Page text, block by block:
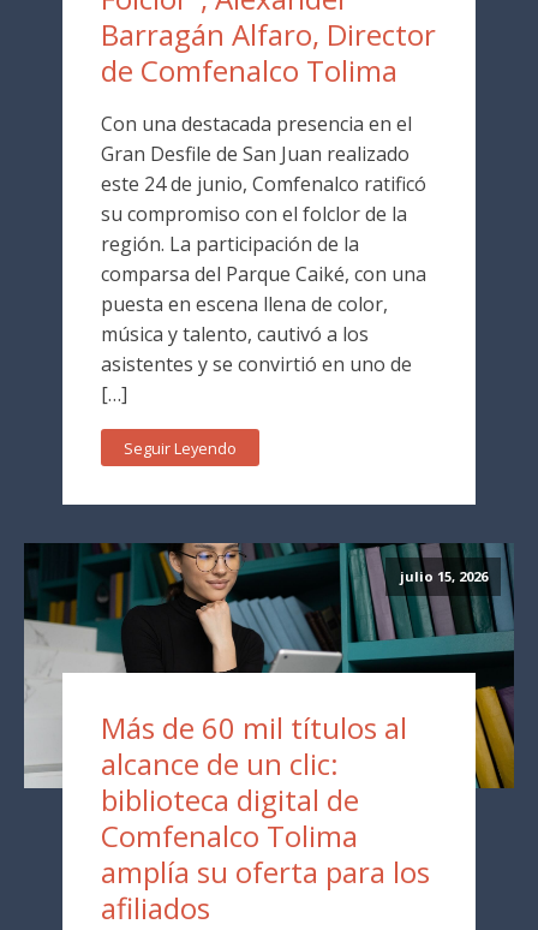
Barragán Alfaro, Director
de Comfenalco Tolima
Con una destacada presencia en el
Gran Desfile de San Juan realizado
este 24 de junio, Comfenalco ratificó
su compromiso con el folclor de la
región. La participación de la
comparsa del Parque Caiké, con una
puesta en escena llena de color,
música y talento, cautivó a los
asistentes y se convirtió en uno de
[…]
Seguir Leyendo
julio 15, 2026
Más de 60 mil títulos al
alcance de un clic:
biblioteca digital de
Comfenalco Tolima
amplía su oferta para los
afiliados